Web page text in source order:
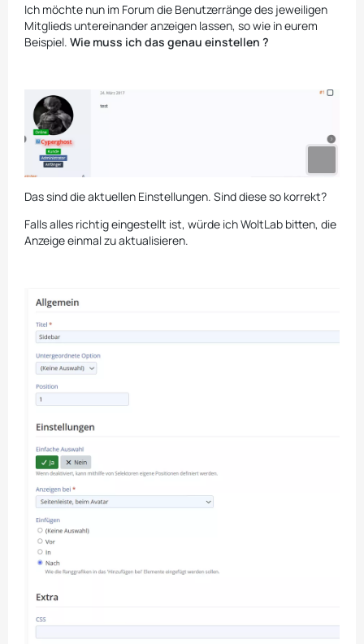
Ich möchte nun im Forum die Benutzerränge des jeweiligen
Mitglieds untereinander anzeigen lassen, so wie in eurem
Beispiel. Wie muss ich das genau einstellen ?
Das sind die aktuellen Einstellungen. Sind diese so korrekt?
Falls alles richtig eingestellt ist, würde ich WoltLab bitten, die
Anzeige einmal zu aktualisieren.